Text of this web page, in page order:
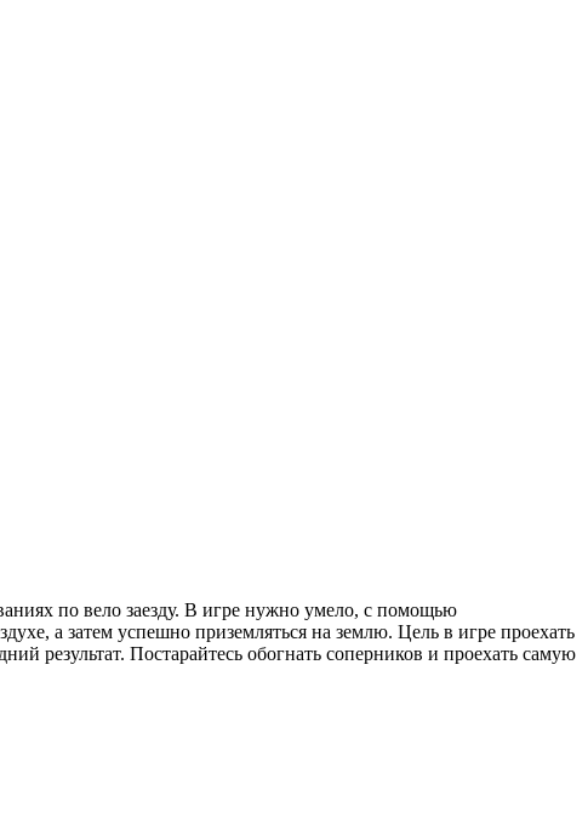
по вело заезду. В игре нужно умело, с помощью
а затем успешно приземляться на землю. Цель в игре проехать
результат. Постарайтесь обогнать соперников и проехать самую